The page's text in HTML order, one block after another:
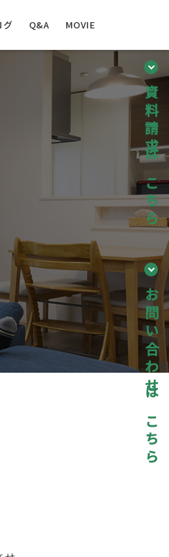
グ Q&A MOVIE
資料請求はこちら
お問い合わせはこちら